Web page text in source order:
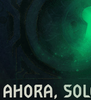
ahora,